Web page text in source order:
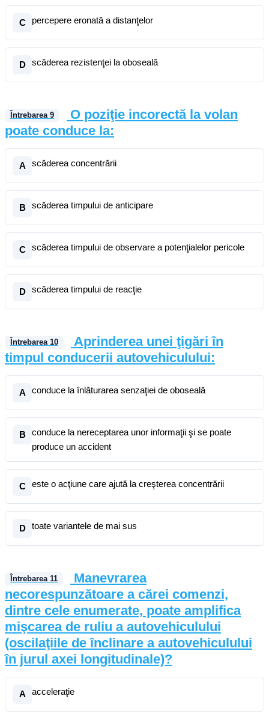
C percepere eronată a distanţelor
D scăderea rezistenţei la oboseală
Întrebarea 9
O poziţie incorectă la volan
poate conduce la:
A scăderea concentrării
B scăderea timpului de anticipare
C scăderea timpului de observare a potenţialelor pericole
D scăderea timpului de reacţie
Întrebarea 10
Aprinderea unei ţigări în
timpul conducerii autovehiculului:
A conduce la înlăturarea senzaţiei de oboseală
B
conduce la nereceptarea unor informaţii şi se poate
produce un accident
C este o acţiune care ajută la creşterea concentrării
D toate variantele de mai sus
Întrebarea 11
Manevrarea
necorespunzătoare a cărei comenzi,
dintre cele enumerate, poate amplifica
mişcarea de ruliu a autovehiculului
(oscilaţiile de înclinare a autovehiculului
în jurul axei longitudinale)?
A acceleraţie